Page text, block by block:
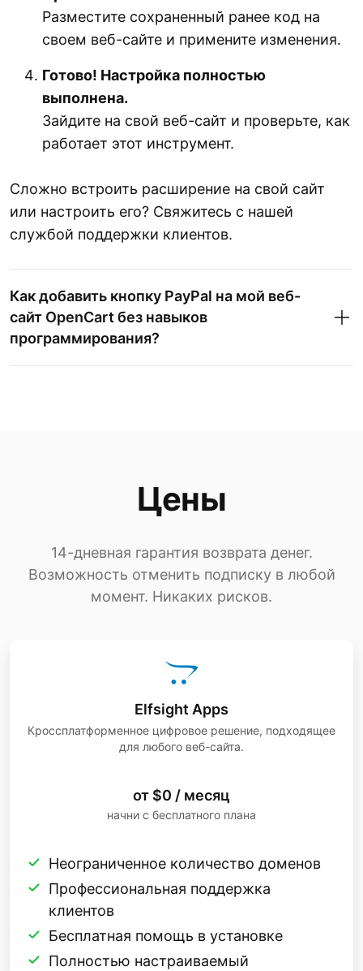
Разместите сохраненный ранее код на
своем веб-сайте и примените изменения.
Готово! Настройка полностью
выполнена.
Зайдите на свой веб-сайт и проверьте, как
работает этот инструмент.
Сложно встроить расширение на свой сайт
или настроить его? Свяжитесь с нашей
службой поддержки клиентов.
Как добавить кнопку PayPal на мой веб-
сайт OpenCart без навыков
программирования?
Цены
14-дневная гарантия возврата денег.
Возможность отменить подписку в любой
момент. Никаких рисков.
Elfsight Apps
Кроссплатформенное цифровое решение, подходящее
для любого веб-сайта.
от $0 / месяц
начни с бесплатного плана
Неограниченное количество доменов
Профессиональная поддержка
клиентов
Бесплатная помощь в установке
Полностью настраиваемый